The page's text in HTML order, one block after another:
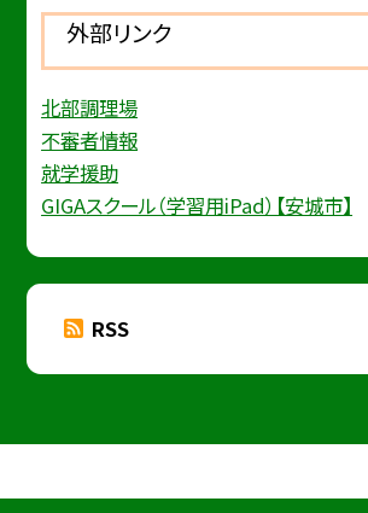
外部リンク
北部調理場
不審者情報
就学援助
GIGAスクール（学習用iPad）【安城市】
RSS